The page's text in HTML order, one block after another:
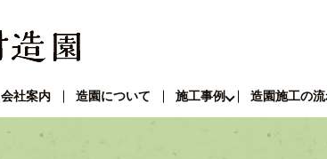
会社案内 造園について 施工事例 造園施工の